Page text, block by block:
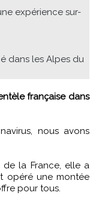
expérience sur-
dans les Alpes du
nous avons
la France, elle a
opéré une montée
pour tous.